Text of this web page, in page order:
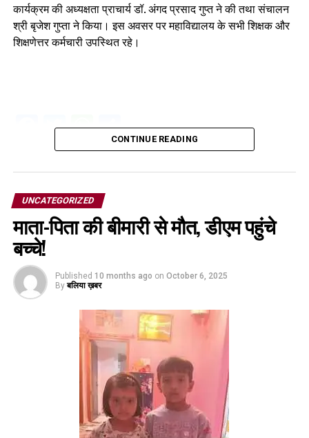
कार्यक्रम की अध्यक्षता प्राचार्य डॉ. अंगद प्रसाद गुप्त ने की तथा संचालन
श्री बृजेश गुप्ता ने किया। इस अवसर पर महाविद्यालय के सभी शिक्षक और
शिक्षणेत्तर कर्मचारी उपस्थित रहे।
Facebook
Twitter
WhatsApp
Share
CONTINUE READING
UNCATEGORIZED
माता-पिता की बीमारी से मौत, डीएम पहुंचे
बच्चे!
Published 10 months ago on October 6, 2025
By बलिया ख़बर